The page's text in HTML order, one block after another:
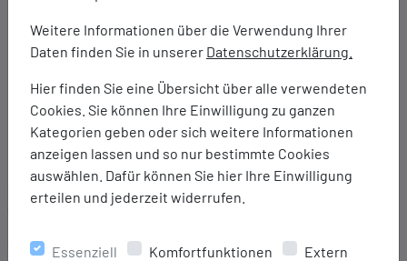
Weitere Informationen über die Verwendung Ihrer
Daten finden Sie in unserer Datenschutzerklärung.
Hier finden Sie eine Übersicht über alle verwendeten
Cookies. Sie können Ihre Einwilligung zu ganzen
Kategorien geben oder sich weitere Informationen
anzeigen lassen und so nur bestimmte Cookies
auswählen. Dafür können Sie hier Ihre Einwilligung
erteilen und jederzeit widerrufen.
Essenziell Komfortfunktionen Extern
1 Beintasche
Münztasche
Vorgeformte Kniepartie
Dezenter Logostick am Bein
Weitenregulierung am unteren Zipp-Off-Ende
Bund mit Gürtelschlaufen
Marke:
Material: